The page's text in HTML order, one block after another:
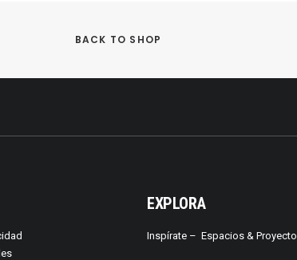
BACK TO SHOP
EXPLORA
Inspírate – Espacios &